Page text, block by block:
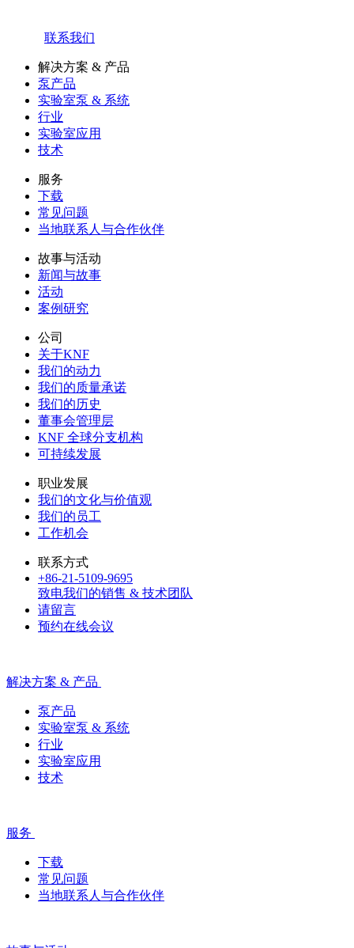
联系我们
解决方案 & 产品
泵产品
实验室泵 & 系统
行业
实验室应用
技术
服务
下载
常见问题
当地联系人与合作伙伴
故事与活动
新闻与故事
活动
案例研究
公司
关于KNF
我们的动力
我们的质量承诺
我们的历史
董事会管理层
KNF 全球分支机构
可持续发展
职业发展
我们的文化与价值观
我们的员工
工作机会
联系方式
+86-21-5109-9695
致电我们的销售 & 技术团队
请留言
预约在线会议
解决方案 & 产品
泵产品
实验室泵 & 系统
行业
实验室应用
技术
服务
下载
常见问题
当地联系人与合作伙伴